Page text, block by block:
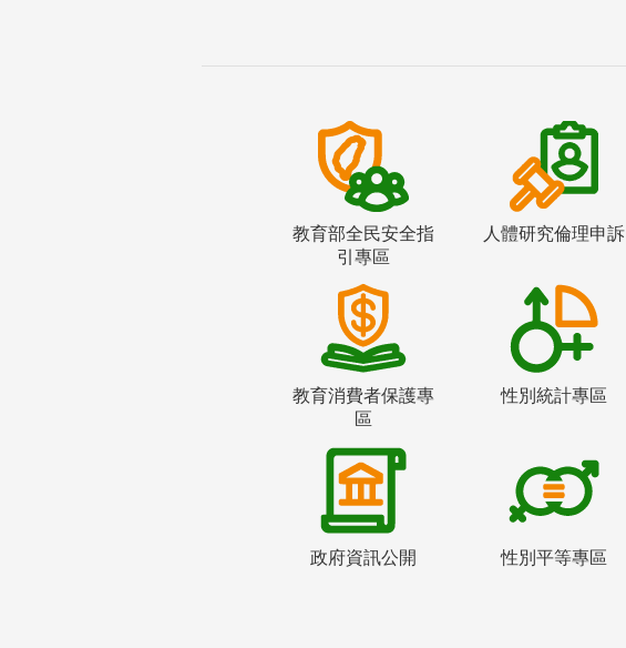
教育部全民安全指
引專區
人體研究倫理申訴
教育消費者保護專
區
性別統計專區
政府資訊公開 性別平等專區